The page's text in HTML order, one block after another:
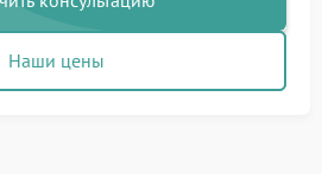
Наши цены